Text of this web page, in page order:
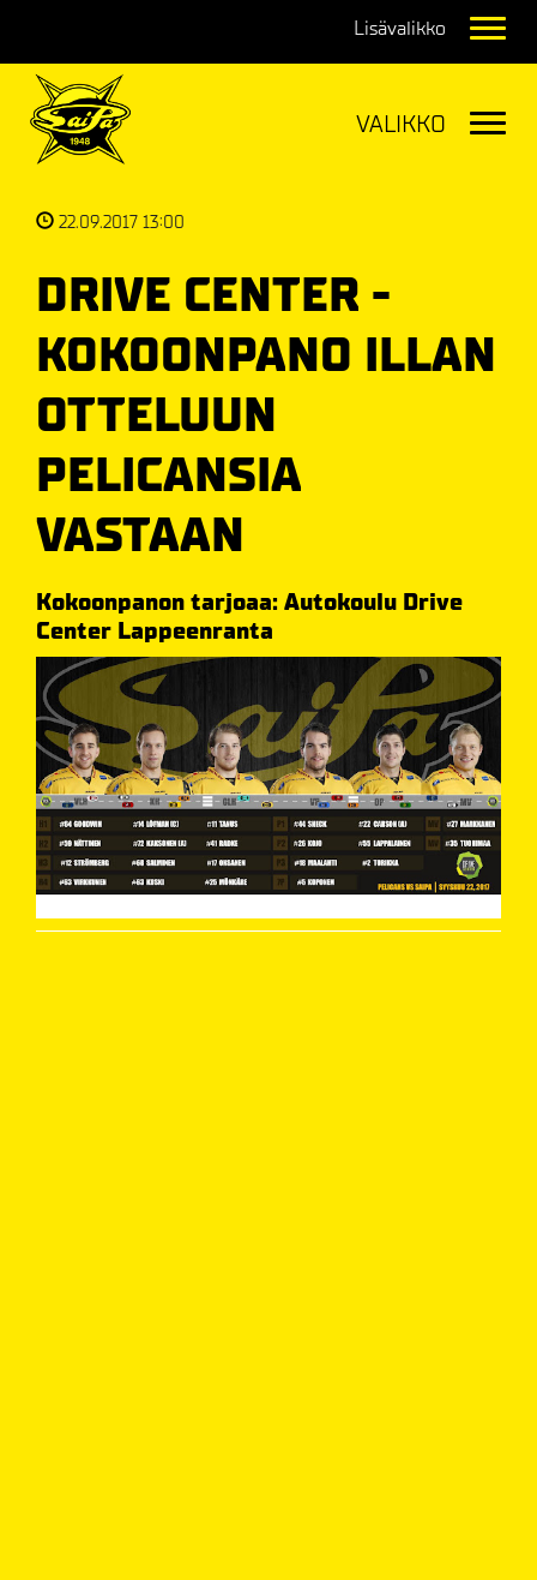
22.09.2017 13:00
DRIVE CENTER -
KOKOONPANO ILLAN
OTTELUUN
PELICANSIA
VASTAAN
Kokoonpanon tarjoaa: Autokoulu Drive
Center Lappeenranta